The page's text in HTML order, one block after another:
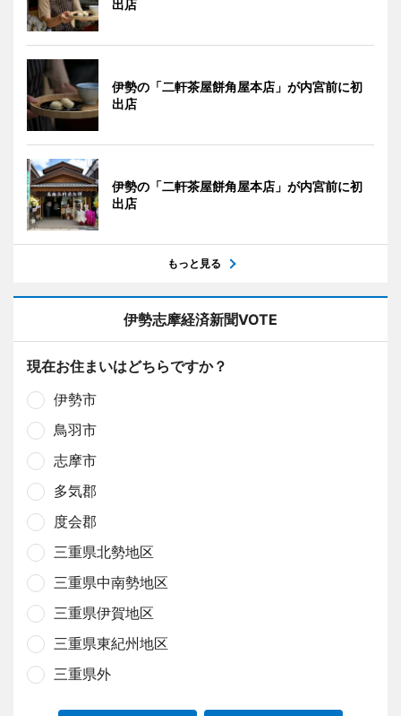
出店
伊勢の「二軒茶屋餅角屋本店」が内宮前に初
出店
伊勢の「二軒茶屋餅角屋本店」が内宮前に初
出店
もっと見る
伊勢志摩経済新聞VOTE
現在お住まいはどちらですか？
伊勢市
鳥羽市
志摩市
多気郡
度会郡
三重県北勢地区
三重県中南勢地区
三重県伊賀地区
三重県東紀州地区
三重県外